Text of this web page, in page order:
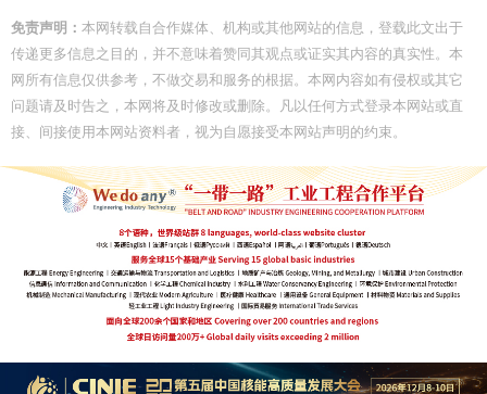
免责声明： 本网转载自合作媒体、机构或其他网站的信息，登载此文出于
传递更多信息之目的，并不意味着赞同其观点或证实其内容的真实性。本
网所有信息仅供参考，不做交易和服务的根据。本网内容如有侵权或其它
问题请及时告之，本网将及时修改或删除。凡以任何方式登录本网站或直
接、间接使用本网站资料者，视为自愿接受本网站声明的约束。